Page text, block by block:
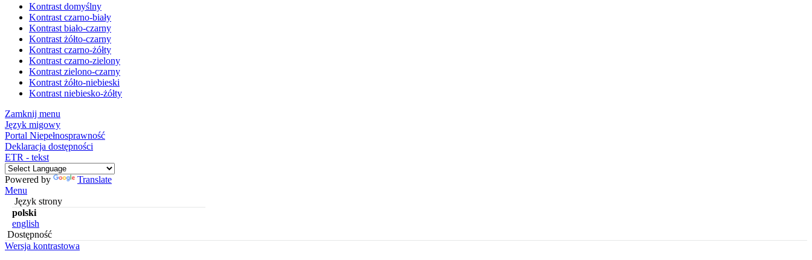
Kontrast domyślny
Kontrast czarno-biały
Kontrast biało-czarny
Kontrast żółto-czarny
Kontrast czarno-żółty
Kontrast czarno-zielony
Kontrast zielono-czarny
Kontrast żółto-niebieski
Kontrast niebiesko-żółty
Zamknij menu
Język migowy
Portal Niepełnosprawność
Deklaracja dostępności
ETR - tekst
Powered by
Translate
Menu
Język strony
polski
english
Dostępność
Wersja kontrastowa